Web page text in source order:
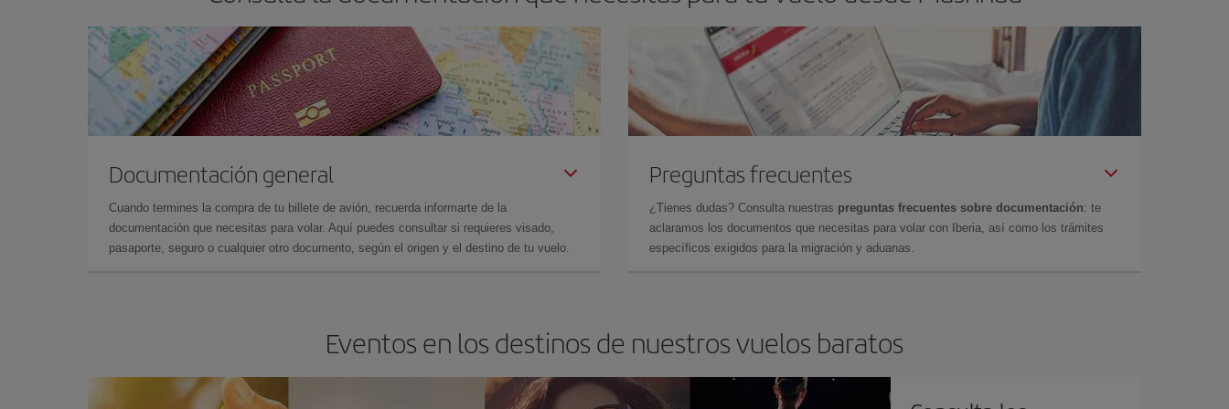
Documentación general
Cuando termines la compra de tu billete de avión, recuerda informarte de la
documentación que necesitas para volar. Aquí puedes consultar si requieres visado,
pasaporte, seguro o cualquier otro documento, según el origen y el destino de tu vuelo.
Preguntas frecuentes
¿Tienes dudas? Consulta nuestras preguntas frecuentes sobre documentación: te
aclaramos los documentos que necesitas para volar con Iberia, así como los trámites
específicos exigidos para la migración y aduanas.
Eventos en los destinos de nuestros vuelos baratos